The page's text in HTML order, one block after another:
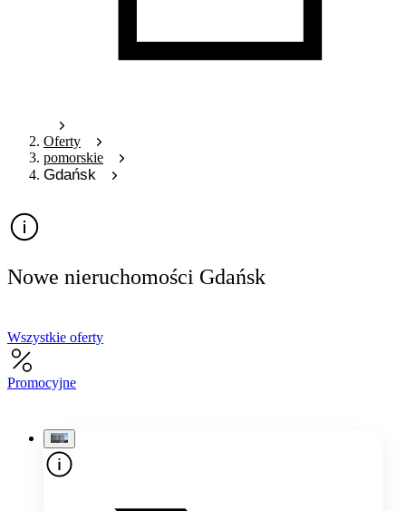
Oferty
pomorskie
Gdańsk
Nowe nieruchomości Gdańsk
Wszystkie oferty
Promocyjne